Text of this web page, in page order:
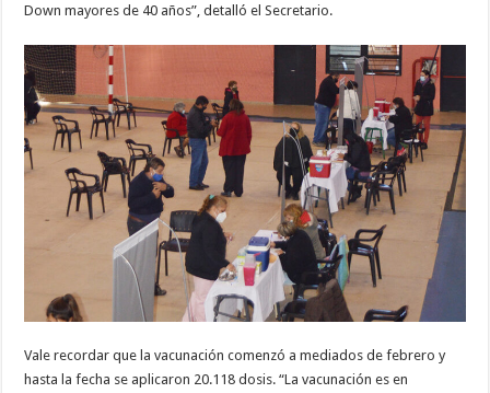
Down mayores de 40 años”, detalló el Secretario.
Vale recordar que la vacunación comenzó a mediados de febrero y
hasta la fecha se aplicaron 20.118 dosis. “La vacunación es en